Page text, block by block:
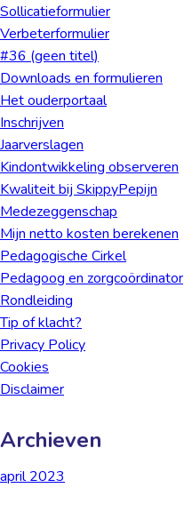
Sollicatieformulier
Verbeterformulier
#36 (geen titel)
Downloads en formulieren
Het ouderportaal
Inschrijven
Jaarverslagen
Kindontwikkeling observeren
Kwaliteit bij SkippyPepijn
Medezeggenschap
Mijn netto kosten berekenen
Pedagogische Cirkel
Pedagoog en zorgcoördinator
Rondleiding
Tip of klacht?
Privacy Policy
Cookies
Disclaimer
Archieven
april 2023